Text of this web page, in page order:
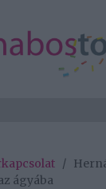
/
ágyába